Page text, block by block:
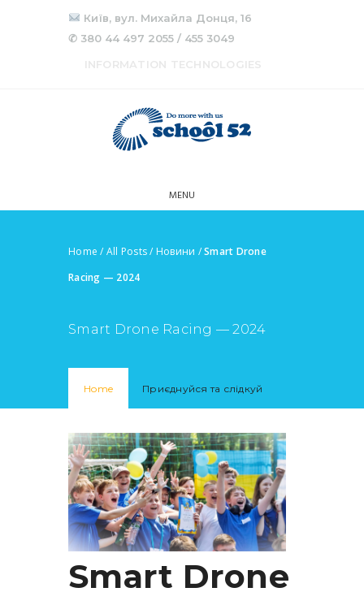
Київ, вул. Михайла Донця, 16
✆ 380 44 497 2055 / 455 3049
MENU
Home / All Posts/ Новини /Smart Drone
Racing — 2024
Smart Drone Racing — 2024
Home Приєднуйся та слідкуй
Smart Drone